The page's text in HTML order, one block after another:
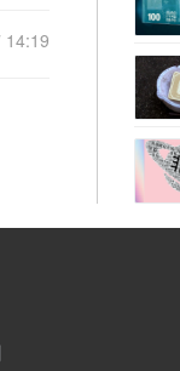
14:19